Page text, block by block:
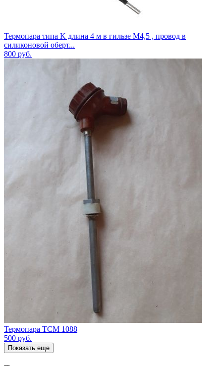
Термопара типа K длина 4 м в гильзе М4,5 , провод в
силиконовой оберт...
800 руб.
Термопара ТСМ 1088
500 руб.
Показать еще